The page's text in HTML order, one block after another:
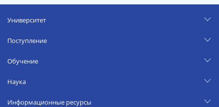
Университет
Поступление
Обучение
Наука
Информационные ресурсы